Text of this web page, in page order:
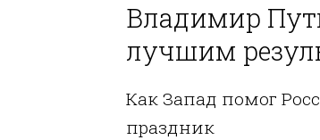
Владимир
лучшим
Как Запад помог
праздник